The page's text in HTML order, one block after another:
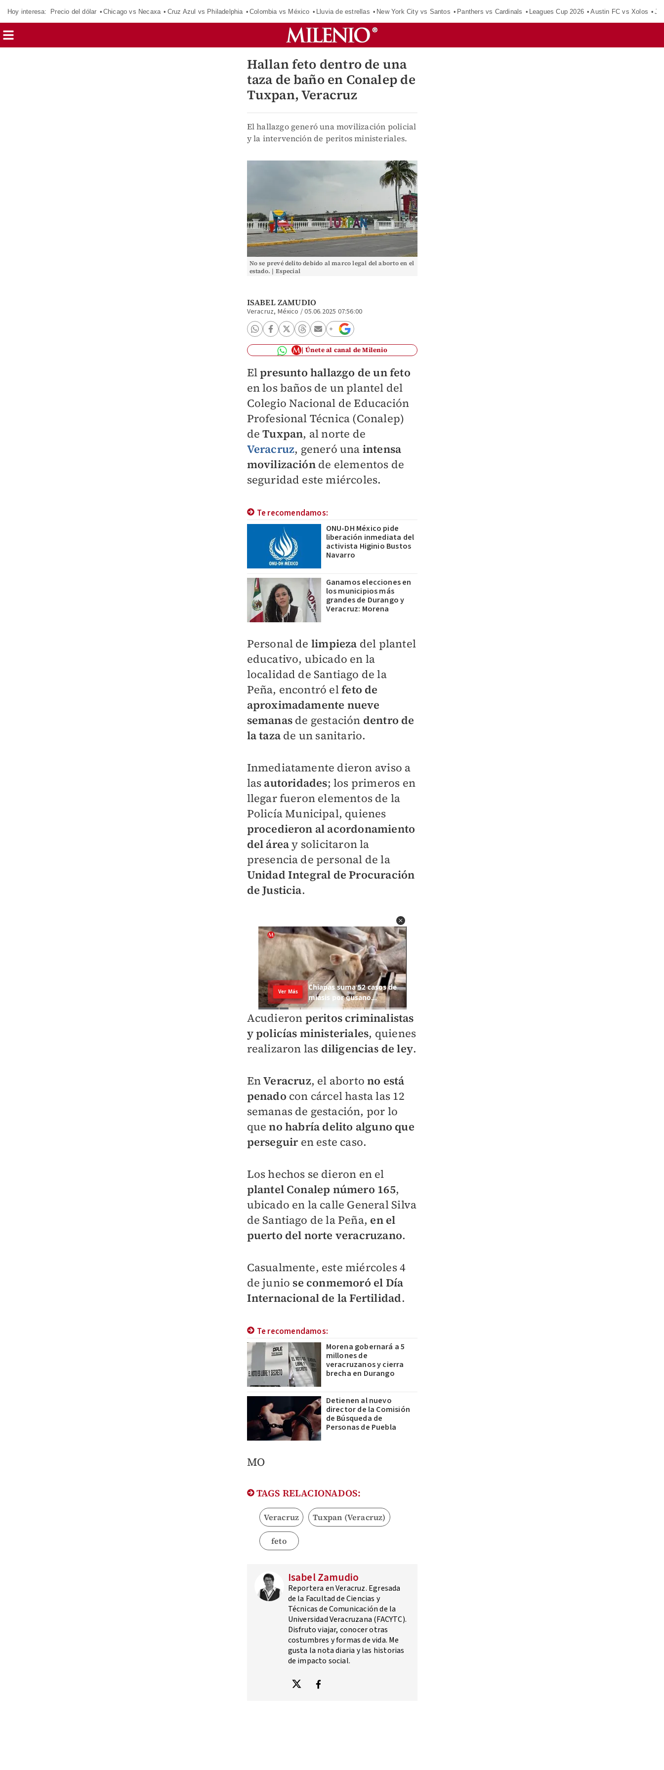
Hoy interesa: Precio del dólar Chicago vs Necaxa Cruz Azul vs Philadelphia Colombia vs México Lluvia de estrellas New York City vs Santos Panthers vs Cardinals Leagues Cup 2026 Austin FC vs Xolos
Hallan feto dentro de una
taza de baño en Conalep de
Tuxpan, Veracruz
El hallazgo generó una movilización policial
y la intervención de peritos ministeriales.
No se prevé delito debido al marco legal del aborto en el
estado. | Especial
ISABEL ZAMUDIO
Veracruz, México /05.06.2025 07:56:00
Únete al canal de Milenio
Elpresunto hallazgo de un feto
en los baños de un plantel del
Colegio Nacional de Educación
Profesional Técnica (Conalep)
deTuxpan, al norte de
Veracruz, generó una intensa
movilizaciónde elementos de
seguridad este miércoles.
Te recomendamos:
ONU-DH México pide
liberación inmediata del
activista Higinio Bustos
Navarro
Ganamos elecciones en
los municipios más
grandes de Durango y
Veracruz: Morena
Personal de limpieza del plantel
educativo, ubicado en la
localidad de Santiago de la
Peña, encontró elfeto de
aproximadamente nueve
semanasde gestación dentro de
la tazade un sanitario.
Inmediatamente dieron aviso a
las autoridades; los primeros en
llegar fueron elementos de la
Policía Municipal, quienes
procedieron al acordonamiento
del áreay solicitaron la
presencia de personal de la
Unidad Integral de Procuración
de Justicia.
Acudieron peritos criminalistas
y policías ministeriales, quienes
realizaron las diligencias de ley.
EnVeracruz, el abortono está
penado con cárcel hasta las 12
semanas de gestación, por lo
queno habría delito alguno que
perseguiren este caso.
Los hechos se dieron en el
plantel Conalep número 165,
ubicado en la calle General Silva
de Santiago de la Peña, en el
puerto del norte veracruzano.
Casualmente, este miércoles 4
de junio se conmemoró el Día
Internacional de la Fertilidad.
Te recomendamos:
Morena gobernará a 5
millones de
veracruzanos y cierra
brecha en Durango
Detienen al nuevo
director de la Comisión
de Búsqueda de
Personas de Puebla
MO
TAGS RELACIONADOS:
Veracruz Tuxpan (Veracruz)
feto
Isabel Zamudio
Reportera en Veracruz. Egresada
de la Facultad de Ciencias y
Técnicas de Comunicación de la
Universidad Veracruzana (FACYTC).
Disfruto viajar, conocer otras
costumbres y formas de vida. Me
gusta la nota diaria y las historias
de impacto social.